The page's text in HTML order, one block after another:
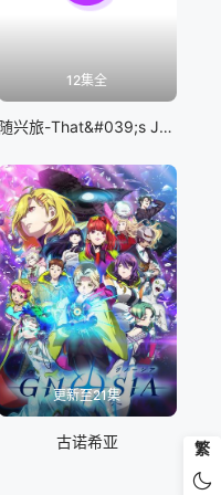
12集全
随兴旅-That&#039;s Journey-
更新至21集
古诺希亚 繁